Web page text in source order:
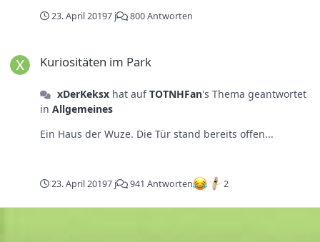
23. April 20197 j 800 Antworten
Kuriositäten im Park
xDerKeksxhat aufTOTNHFan's Thema geantwortet
in Allgemeines
Ein Haus der Wuze. Die Tür stand bereits offen...
23. April 20197 j 941 Antworten 2